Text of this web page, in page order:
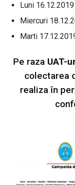
Luni
Miercuri
Marti
Pe raza UAT-
colectarea
realiza în